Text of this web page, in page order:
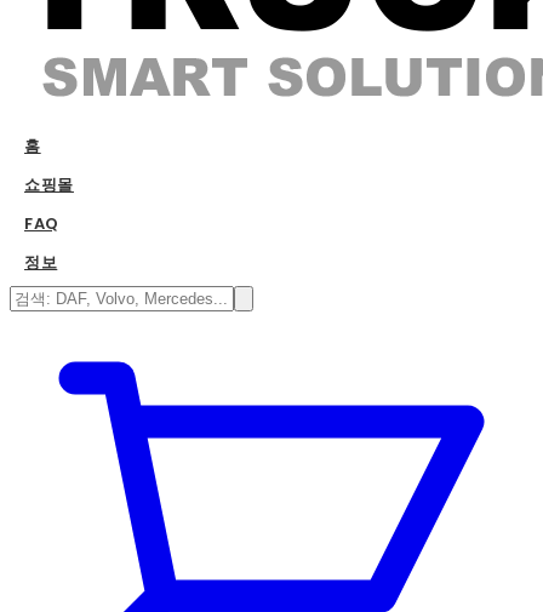
홈
쇼핑몰
FAQ
정보